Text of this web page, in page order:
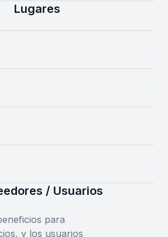
Lugares
/ Usuarios
para
y los usuarios